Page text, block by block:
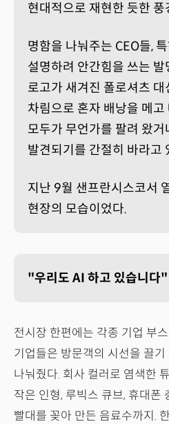
현대적으로 재현한 듯한 풍
명함을 나눠주는 CEO들,
설명하려 안간힘을 쓰는
로고가 새겨진 폴로셔츠
차림으로 혼자 배낭을 메
모두가 무언가를 팔려 왔거
발견되기를 간절히 바라고
지난 9월 샌프란시스코서
현장의 모습이었다.
"우리도 AI 하고 있습니다"
전시장 한편에는 각종 기업 부
기업들은 방문객의 시선을 끌
나눠줬다. 회사 컬러로 염색한
작은 인형, 루빅스 큐브, 휴대폰
빨대를 꽂아 만든 음료수까지.